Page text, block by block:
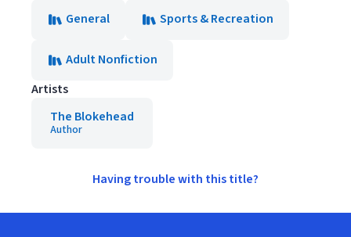
General
Sports & Recreation
Adult Nonfiction
Artists
The Blokehead
Author
Having trouble with this title?